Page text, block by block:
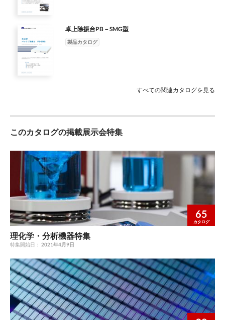
く、にVはAA、V-大55流0量からのV高AA速V応-3答00バ0ル0ま
ンるトローラに こ接と続が出で来きまますす。。高速の応答が
必要な場合には、大流量の高速応答バルブも用意されており、同
一のコントローラに接続できます。 制御方方式式ももFBF制B御
制、御F、FF制FF御F、制S御FF、制御SFをF標制準御でを用標意
準しでて用おり意、し高て性お能りD、S高Pの性性能能DをS生P
ニ組ーみズに合わせ て組み合わせることができます。 8 振動伝
い設置床環境の除振対策に最適です。。 ■■振振動動伝伝達達率
方向水の平振方動向伝達率 page 14 振動伝達率（dB)
VVAAAAVV-S-S 振動伝達率（dB)
5～～110000HHzz 0.5〜 100Hz 上上型除セ除振ッ性振ト能性リ
ン能 --3355ddBB～～--4400ddBB（（110Hz時） グタイム 0.5秒
トグリタンイムグタイム 推 垂直 07.N5秒 以水内平 3N 0.5
秒以内 推電力電源力 垂直 7N 水平 3N 垂直 6N 水
平 3N 電消源費源 A 電力 ACC8855～～226634 4VV ／
／ 5500～～6600HHz ACz100〜 240V ／ 50〜 60Hz 使消
55～～5500℃℃ 36W以下 使使用可用能可可温度能能湿湿度度
ザーーーザザ干ーー干干渉渉渉計計、 、白白色色干干渉渉計計
原子間力顕微計鏡、白（色AF干M渉）計 写写真真ごご提提供供::
ー力顕顕顕微微微鏡鏡鏡、（硬（A度AFFM計M））レー走レザ
ー査ーザ型顕ープ顕微ロ微鏡ー鏡、ブ顕、硬硬微度度鏡計計
（SPM） 走各走査種査型精型プロプ密ーロ測ブー顕ブ顕微微鏡
鏡（（SSPPMM）） 各各種種精精密密測測定機 定定機機 ■■振
動伝達率 ■振振動動伝伝達達率率 周波数（Hz) 周波数（Hz) page
page 15 伝達率（dB) 伝達率（dB)
タイプ SUS304 16
SUS430 上面はバフ研磨仕上げ アルミハニカム： 上面板 着磁
SPCC 黒色塗装 側面板、 下面板 SPCC 黒色塗装 定盤上面タ
ップ仕様 M6× 25mmピッチ M6× 25mmピッチ 外形寸法（W×
Dmm） 400x500 600x500 800x600 1,000x700 400x500 600x500
800x600 1,000x700 （× Hmm） x106 x106 製品重
量（kg） 30 37 48 108 30 37 48 108 搭載可能質量（kg） 120 120
ンプ 注1) 高さ（Hmm）は浮上時高さです。 注2）型式
能質量は偏荷重により下がります。 ※詳細寸法につきまして
荷重が大きい”場合は当社にご相談下さい。 17
み合わせた複合マウントを採用。 メンテナンスフリーで、 優れ
は約 2.5倍と特筆すべき性能を有しています。 アジャスター機構
を備えていますので、 搭載機器の偏荷重にも対応出来ます。 ア
ジャスター機能 固有振動数 ： 垂直 約 4.0Hz 水平 約
2.5Hz SPCC定盤タイプ PB-VSM-3040-SPCC PB-VSM-4050-
SPCC PB-VSM-5060-SPCC PB-VSM-8060-SPCC PB-VSM-1070-
PB-VSM-5060-SUS PB-VSM-8060-SUS PB-VSM-1070-SUS 固有振
粘弾性体を組み合わせた複合マウント SPCC定盤タイプ SPCC
表面焼付塗装処理 定盤 SUS定盤タイプ SUS304 外形寸法（W×
Dmm） 300x400 400x500 500x600 800x600 1,000x700
36 搭載可能質量（kg） 30～ 70 20～ 70 10～ 60 45～ 90 40～ 80
注1) 高さ（Hmm）は無荷重時高さです。 注2) 搭載可能質量は
偏荷重により下がります。 ※詳細寸法につきましては、図面を
ご確認ください。 ※搭載装置の”重心位置が高い” “偏荷重が大き
い”場合は当社にご相談下さい。 18
卓上除振台PB－SMG型
製品カタログ
すべての関連カタログを見る
このカタログの掲載展示会特集
65
カタログ
理化学・分析機器特集
特集開始日： 2021年4月9日